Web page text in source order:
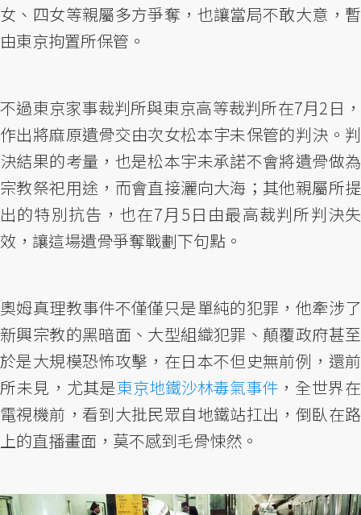
女、四女等親屬多方爭奪，也讓當局不敢大意，暫
由東京拘置所保管。
不過東京家事裁判所與東京高等裁判所在7月2日，
作出將麻原遺骨交由次女松本宇未保管的判決。判
決結果的考量，也是松本宇未承諾不會將遺骨做為
宗教祭祀用途，而會直接灑向大海；其他親屬所提
出的特別抗告，也在7月5日由最高裁判所判決失
效，讓這場遺骨爭奪戰劃下句點。
奧姆真理教事件不僅僅只是單純的犯罪，他牽涉了
新興宗教的黑暗面、大型組織犯罪、顛覆政府甚至
於是大規模恐怖攻擊，在日本不但史無前例，還前
所未見，尤其是東京地鐵沙林毒氣事件，全世界在
電視機前，看到大批民眾自地鐵站扛出，倒臥在路
上的直播畫面，莫不感到毛骨悚然。